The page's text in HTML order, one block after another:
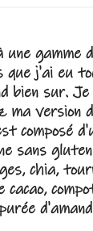
gamme
que j'ai eu
bien sur. Je
ma version
composé
sans
chia,
cacao,